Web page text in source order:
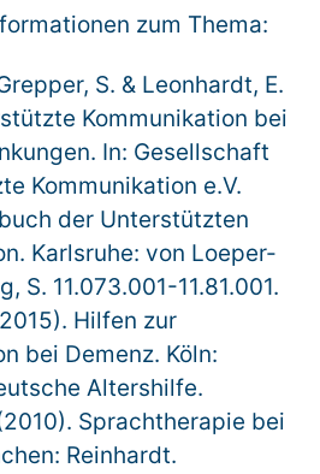
zum Thema:
S. & Leonhardt, E.
Kommunikation bei
In: Gesellschaft
Kommunikation e.V.
der Unterstützten
Karlsruhe: von Loeper-
S. 11.073.001-11.81.001.
Hilfen zur
bei Demenz. Köln:
Altershilfe.
Sprachtherapie bei
Reinhardt.